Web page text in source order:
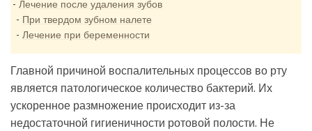
Лечение после удаления зубов
При твердом зубном налете
Лечение при беременности
Главной причиной воспалительных процессов во рту
является патологическое количество бактерий. Их
ускоренное размножение происходит из-за
недостаточной гигиеничности ротовой полости. Не